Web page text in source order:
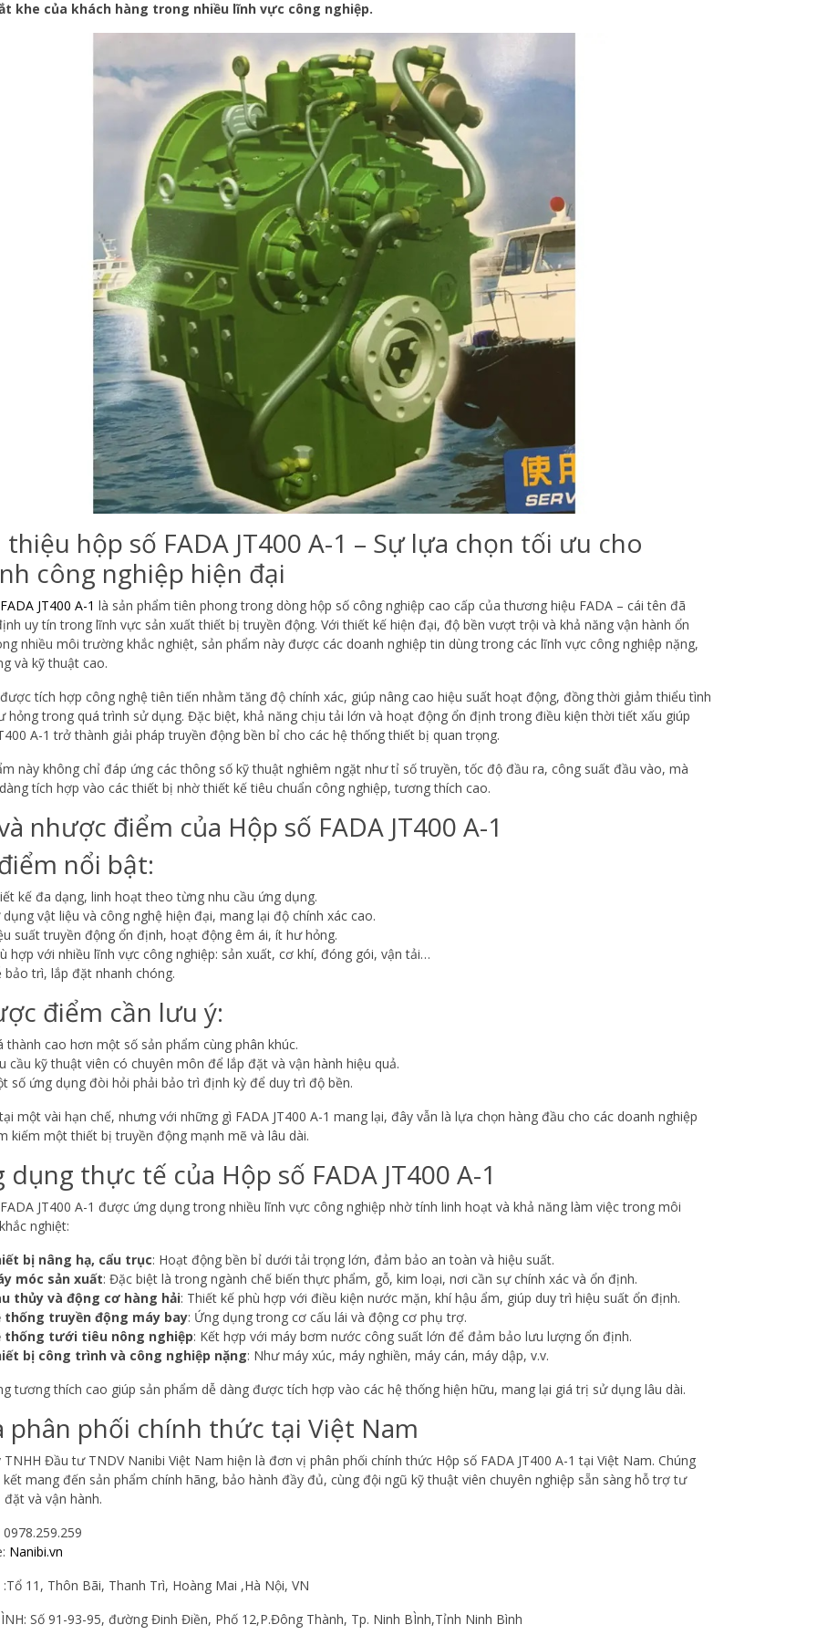
khe của khách hàng trong nhiều lĩnh vực công nghiệp.
thiệu hộp số FADA JT400 A-1 – Sự lựa chọn tối ưu cho
công nghiệp hiện đại
JT400 A-1 là sản phẩm tiên phong trong dòng hộp số công nghiệp cao cấp của thương hiệu FADA – cái tên đã
uy tín trong lĩnh vực sản xuất thiết bị truyền động. Với thiết kế hiện đại, độ bền vượt trội và khả năng vận hành ổn
nhiều môi trường khắc nghiệt, sản phẩm này được các doanh nghiệp tin dùng trong các lĩnh vực công nghiệp nặng,
và kỹ thuật cao.
tích hợp công nghệ tiên tiến nhằm tăng độ chính xác, giúp nâng cao hiệu suất hoạt động, đồng thời giảm thiểu tình
hỏng trong quá trình sử dụng. Đặc biệt, khả năng chịu tải lớn và hoạt động ổn định trong điều kiện thời tiết xấu giúp
A-1 trở thành giải pháp truyền động bền bỉ cho các hệ thống thiết bị quan trọng.
này không chỉ đáp ứng các thông số kỹ thuật nghiêm ngặt như tỉ số truyền, tốc độ đầu ra, công suất đầu vào, mà
tích hợp vào các thiết bị nhờ thiết kế tiêu chuẩn công nghiệp, tương thích cao.
nhược điểm của Hộp số FADA JT400 A-1
nổi bật:
kế đa dạng, linh hoạt theo từng nhu cầu ứng dụng.
dụng vật liệu và công nghệ hiện đại, mang lại độ chính xác cao.
suất truyền động ổn định, hoạt động êm ái, ít hư hỏng.
hợp với nhiều lĩnh vực công nghiệp: sản xuất, cơ khí, đóng gói, vận tải…
bảo trì, lắp đặt nhanh chóng.
điểm cần lưu ý:
thành cao hơn một số sản phẩm cùng phân khúc.
cầu kỹ thuật viên có chuyên môn để lắp đặt và vận hành hiệu quả.
số ứng dụng đòi hỏi phải bảo trì định kỳ để duy trì độ bền.
một vài hạn chế, nhưng với những gì FADA JT400 A-1 mang lại, đây vẫn là lựa chọn hàng đầu cho các doanh nghiệp
kiếm một thiết bị truyền động mạnh mẽ và lâu dài.
dụng thực tế của Hộp số FADA JT400 A-1
JT400 A-1 được ứng dụng trong nhiều lĩnh vực công nghiệp nhờ tính linh hoạt và khả năng làm việc trong môi
nghiệt:
bị nâng hạ, cẩu trục: Hoạt động bền bỉ dưới tải trọng lớn, đảm bảo an toàn và hiệu suất.
móc sản xuất: Đặc biệt là trong ngành chế biến thực phẩm, gỗ, kim loại, nơi cần sự chính xác và ổn định.
thủy và động cơ hàng hải: Thiết kế phù hợp với điều kiện nước mặn, khí hậu ẩm, giúp duy trì hiệu suất ổn định.
thống truyền động máy bay: Ứng dụng trong cơ cấu lái và động cơ phụ trợ.
thống tưới tiêu nông nghiệp: Kết hợp với máy bơm nước công suất lớn để đảm bảo lưu lượng ổn định.
bị công trình và công nghiệp nặng: Như máy xúc, máy nghiền, máy cán, máy dập, v.v.
tương thích cao giúp sản phẩm dễ dàng được tích hợp vào các hệ thống hiện hữu, mang lại giá trị sử dụng lâu dài.
phân phối chính thức tại Việt Nam
TNHH Đầu tư TNDV Nanibi Việt Nam hiện là đơn vị phân phối chính thức Hộp số FADA JT400 A-1 tại Việt Nam. Chúng
mang đến sản phẩm chính hãng, bảo hành đầy đủ, cùng đội ngũ kỹ thuật viên chuyên nghiệp sẵn sàng hỗ trợ tư
đặt và vận hành.
Nanibi.vn
:Tổ 11, Thôn Bãi, Thanh Trì, Hoàng Mai ,Hà Nội, VN
Số 91-93-95, đường Đinh Điền, Phố 12,P.Đông Thành, Tp. Ninh BÌnh,Tỉnh Ninh Bình